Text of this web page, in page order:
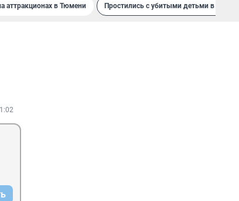
аттракционах в Тюмени Простились с убитыми детьми в